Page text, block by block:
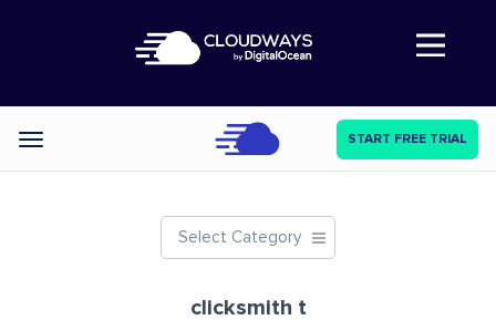
Abre a navegação
Categories START FREE TRIAL
Select Category
clicksmith t